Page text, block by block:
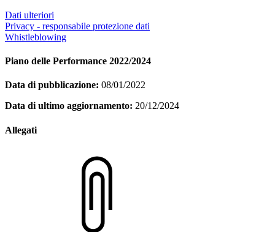
Dati ulteriori
Privacy - responsabile protezione dati
Whistleblowing
Piano delle Performance 2022/2024
Data di pubblicazione: 08/01/2022
Data di ultimo aggiornamento: 20/12/2024
Allegati